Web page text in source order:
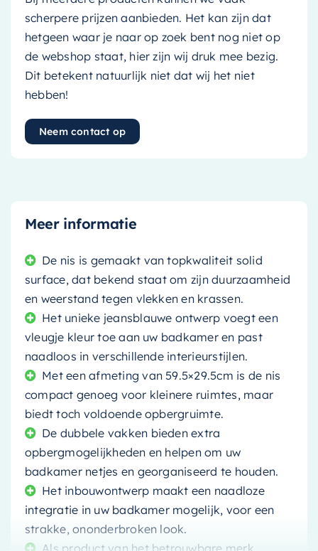
scherpere prijzen aanbieden. Het kan zijn dat
hetgeen waar je naar op zoek bent nog niet op
de webshop staat, hier zijn wij druk mee bezig.
Dit betekent natuurlijk niet dat wij het niet
hebben!
Neem contact op
Meer informatie
De nis is gemaakt van topkwaliteit solid
surface, dat bekend staat om zijn duurzaamheid
en weerstand tegen vlekken en krassen.
Het unieke jeansblauwe ontwerp voegt een
vleugje kleur toe aan uw badkamer en past
naadloos in verschillende interieurstijlen.
Met een afmeting van 59.5×29.5cm is de nis
compact genoeg voor kleinere ruimtes, maar
biedt toch voldoende opbergruimte.
De dubbele vakken bieden extra
opbergmogelijkheden en helpen om uw
badkamer netjes en georganiseerd te houden.
Het inbouwontwerp maakt een naadloze
integratie in uw badkamer mogelijk, voor een
strakke, ononderbroken look.
Als product van het betrouwbare merk